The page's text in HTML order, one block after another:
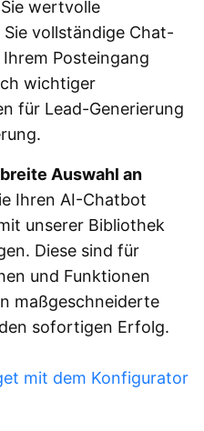
wertvolle
vollständige Chat-
Posteingang
wichtiger
für Lead-Generierung
Auswahl an
Ihren AI-Chatbot
unserer Bibliothek
Diese sind für
und Funktionen
maßgeschneiderte
sofortigen Erfolg.
mit dem Konfigurator